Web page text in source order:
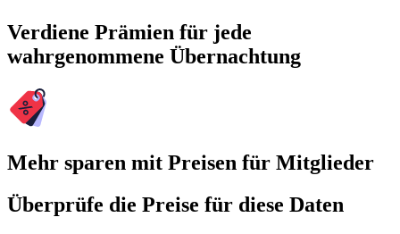
Verdiene Prämien für jede
wahrgenommene Übernachtung
Mehr sparen mit Preisen für Mitglieder
Überprüfe die Preise für diese Daten